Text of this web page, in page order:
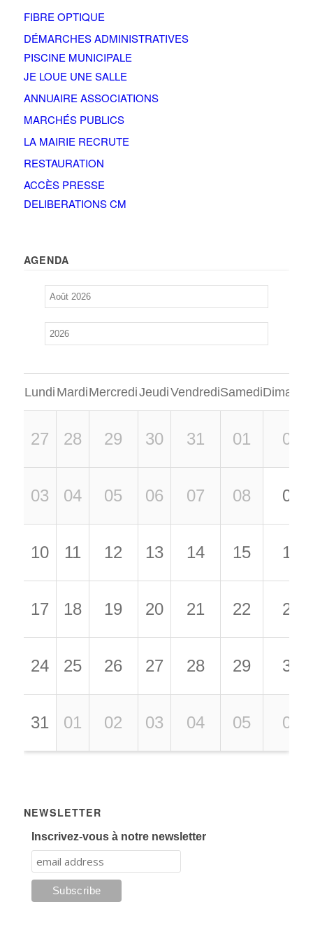
FIBRE OPTIQUE
DÉMARCHES ADMINISTRATIVES
PISCINE MUNICIPALE
JE LOUE UNE SALLE
ANNUAIRE ASSOCIATIONS
MARCHÉS PUBLICS
LA MAIRIE RECRUTE
RESTAURATION
ACCÈS PRESSE
DELIBERATIONS CM
AGENDA
Lundi MardiMercrediJeudiVendrediSamedi
27 28 29 30 31 01 02
03 04 05 06 07 08 09
10 11 12 13 14 15 16
17 18 19 20 21 22 23
24 25 26 27 28 29 30
31 01 02 03 04 05 06
NEWSLETTER
Inscrivez-vous à notre newsletter